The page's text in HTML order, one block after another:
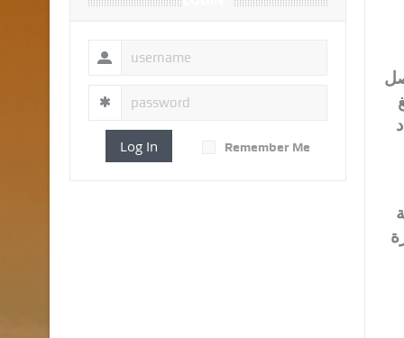
Log In Remember Me